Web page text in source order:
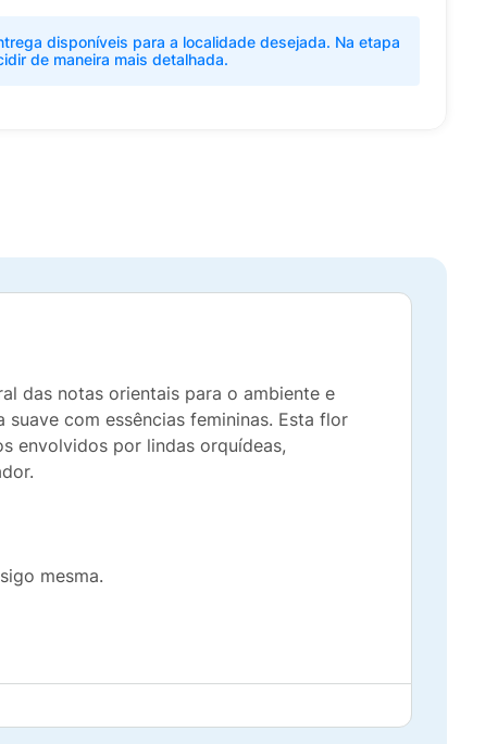
disponíveis para a localidade desejada. Na etapa
de maneira mais detalhada.
das notas orientais para o ambiente e
com essências femininas. Esta flor
envolvidos por lindas orquídeas,
mesma.